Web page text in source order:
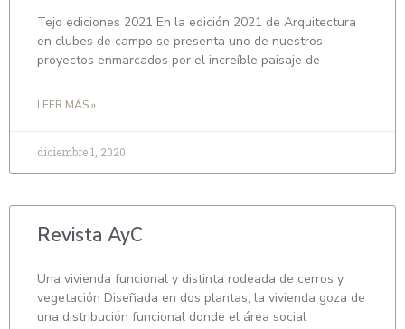
Tejo ediciones 2021 En la edición 2021 de Arquitectura
en clubes de campo se presenta uno de nuestros
proyectos enmarcados por el increíble paisaje de
LEER MÁS »
diciembre 1, 2020
Revista AyC
Una vivienda funcional y distinta rodeada de cerros y
vegetación Diseñada en dos plantas, la vivienda goza de
una distribución funcional donde el área social